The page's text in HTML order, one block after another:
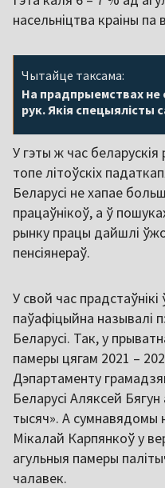
насельніцтва краіны па
Чытайце таксама:
На прадпрыемствах
рук. Якія спецыялісты
У гэты ж час беларускія
топе літоўскіх
Беларусі не хапае
працаўнікоў, а ў
рынку працы дайшлі
пенсіянераў.
У свой час
паўафіцыйна называлі
Беларусі. Так, у
памеры цягам 2021 –
Дэпартаменту
Беларусі Аляксей
тысяч». А сумнавядомы
Мікалай Карпянкоў у
агульныя памеры
чалавек.